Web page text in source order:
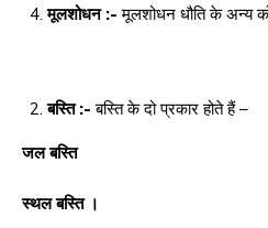
मूलशोधन :-मूलशोधन धौति के अन्य
बस्ति :-बस्ति के दो प्रकार होते हैं –
जल बस्ति
स्थल बस्ति ।